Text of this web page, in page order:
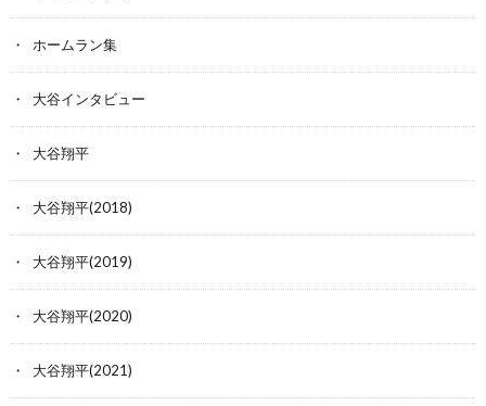
ホームラン集
大谷インタビュー
大谷翔平
大谷翔平(2018)
大谷翔平(2019)
大谷翔平(2020)
大谷翔平(2021)